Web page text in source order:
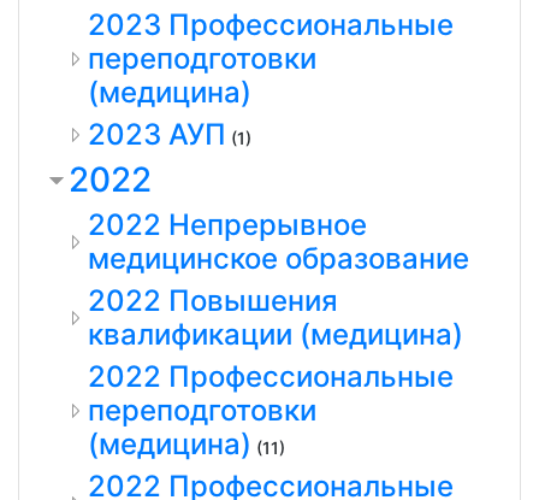
2023 Профессиональные
переподготовки
(медицина)
2023 АУП (1)
2022
2022 Непрерывное
медицинское образование
2022 Повышения
квалификации (медицина)
2022 Профессиональные
переподготовки
(медицина) (11)
2022 Профессиональные